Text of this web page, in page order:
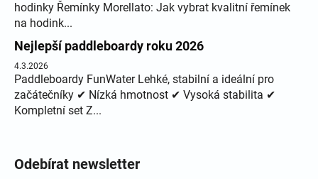
hodinky Řemínky Morellato: Jak vybrat kvalitní řemínek
na hodink...
Nejlepší paddleboardy roku 2026
4.3.2026
Paddleboardy FunWater Lehké, stabilní a ideální pro
začátečníky ✔ Nízká hmotnost ✔ Vysoká stabilita ✔
Kompletní set Z...
Odebírat newsletter